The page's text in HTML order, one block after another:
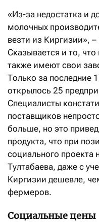
«Из-за недостатка и
молочных
везти из Киргизии»,
Сказывается и то,
также имеют свои
Только за последние
открылось 25
Специалисты
поставщиков
больше, но это
продукта, что при
социального
Тултабаева, даже с
Киргизии дешевле,
фермеров.
Социальные цены